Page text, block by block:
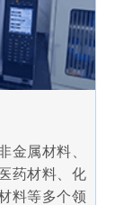
金属材料、
药材料、化
料等多个领